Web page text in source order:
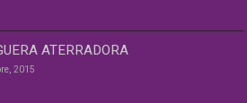
ATERRADORA
2015